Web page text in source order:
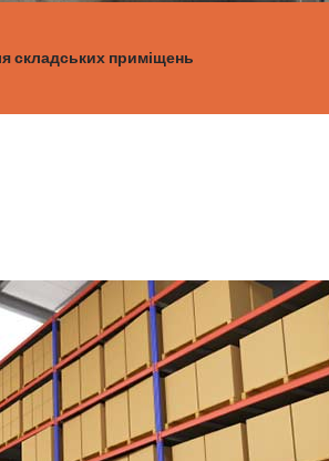
складських приміщень